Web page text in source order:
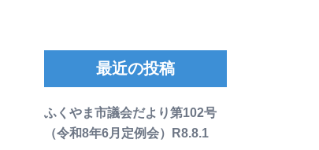
最近の投稿
ふくやま市議会だより第102号
（令和8年6月定例会）R8.8.1